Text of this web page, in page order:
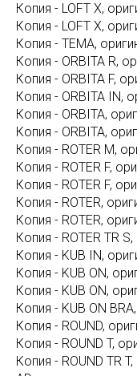
Копия - LOFT X,
Копия - LOFT X,
Копия - TEMA,
Копия - ORBITA R,
Копия - ORBITA F,
Копия - ORBITA IN,
Копия - ORBITA,
Копия - ORBITA,
Копия - ROTER M,
Копия - ROTER F,
Копия - ROTER F,
Копия - ROTER,
Копия - ROTER,
Копия - ROTER TR
Копия - KUB IN,
Копия - KUB ON,
Копия - KUB ON,
Копия - KUB ON
Копия - ROUND,
Копия - ROUND T,
Копия - ROUND TR